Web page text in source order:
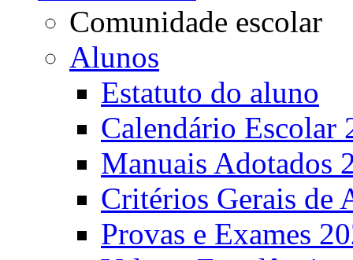
Comunidade escolar
Alunos
Estatuto do aluno
Calendário Escolar
Manuais Adotados
Critérios Gerais de
Provas e Exames